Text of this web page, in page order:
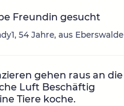
Freundin gesucht
54 Jahre, aus Eberswalde
gehen raus an die
Luft Beschäftig
Tiere koche.